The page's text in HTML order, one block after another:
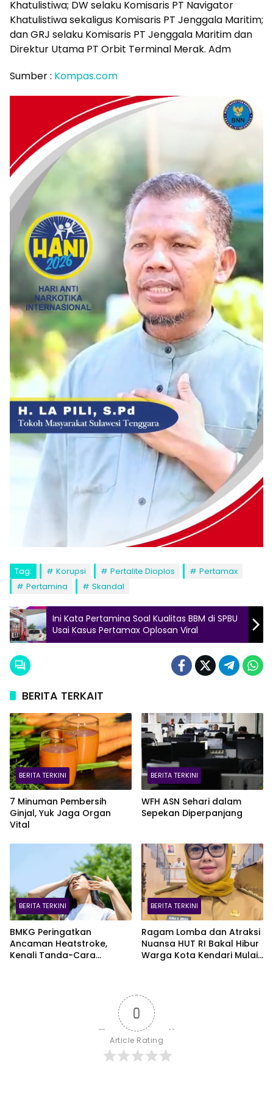
Khatulistiwa; DW selaku Komisaris PT Navigator
Khatulistiwa sekaligus Komisaris PT Jenggala Maritim;
dan GRJ selaku Komisaris PT Jenggala Maritim dan
Direktur Utama PT Orbit Terminal Merak. Adm
Sumber : Kompas.com
Tag: Korupsi Pertalite Dioplos
Pertamax
Pertamina
Skandal
Ini Kata Pertamina Soal Kualitas BBM di SPBU
Usai Kasus Pertamax Oplosan Viral
BERITA TERKAIT
BERITA TERKINI
7 Minuman Pembersih
Ginjal, Yuk Jaga Organ
Vital
BERITA TERKINI
WFH ASN Sehari dalam
Sepekan Diperpanjang
BERITA TERKINI
BMKG Peringatkan
Ancaman Heatstroke,
Kenali Tanda-Cara
BERITA TERKINI
Ragam Lomba dan Atraksi
Nuansa HUT RI Bakal Hibur
Warga Kota Kendari Mulai
0
Article Rating